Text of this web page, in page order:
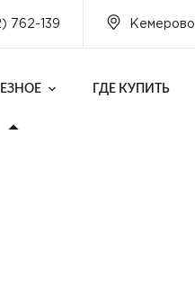
762-139 Кемерово
ГДЕ КУПИТЬ